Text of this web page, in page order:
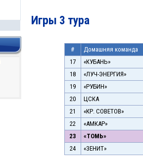
Игры 3 тура
#
Домашняя команда
17
«КУБАНЬ»
18
«ЛУЧ-ЭНЕРГИЯ»
19
«РУБИН»
20
ЦСКА
21
«КР. СОВЕТОВ»
22
«АМКАР»
23
«ТОМЬ»
24
«ЗЕНИТ»